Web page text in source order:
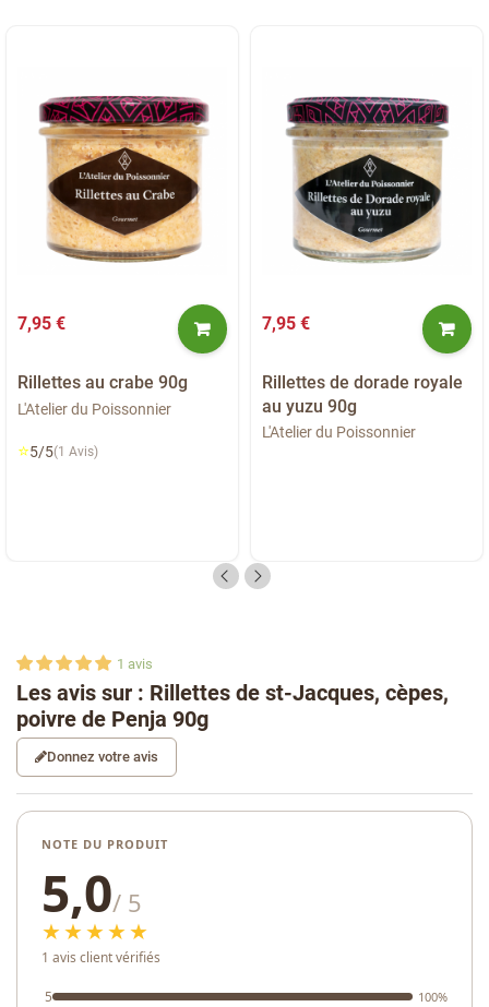
7,95 €
Rillettes au crabe 90g
L'Atelier du Poissonnier
⭐5/5(1 Avis)
7,95 €
Rillettes de dorade royale
au yuzu 90g
L'Atelier du Poissonnier
Les avis sur : Rillettes de st-Jacques, cèpes,
poivre de Penja 90g
1 avis
Donnez votre avis
NOTE DU PRODUIT
5,0/ 5
★★★★★
1 avis client vérifiés
5 100%